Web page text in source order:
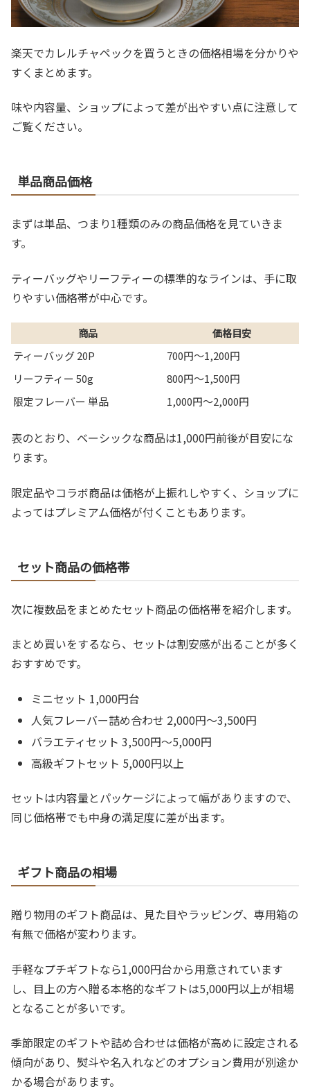
楽天でカレルチャペックを買うときの価格相場を分かりや
すくまとめます。
味や内容量、ショップによって差が出やすい点に注意して
ご覧ください。
単品商品価格
まずは単品、つまり1種類のみの商品価格を見ていきま
す。
ティーバッグやリーフティーの標準的なラインは、手に取
りやすい価格帯が中心です。
商品 価格目安
ティーバッグ 20P
700円〜1,200円
リーフティー 50g
800円〜1,500円
限定フレーバー 単品
1,000円〜2,000円
表のとおり、ベーシックな商品は1,000円前後が目安にな
ります。
限定品やコラボ商品は価格が上振れしやすく、ショップに
よってはプレミアム価格が付くこともあります。
セット商品の価格帯
次に複数品をまとめたセット商品の価格帯を紹介します。
まとめ買いをするなら、セットは割安感が出ることが多く
おすすめです。
ミニセット 1,000円台
人気フレーバー詰め合わせ 2,000円〜3,500円
バラエティセット 3,500円〜5,000円
高級ギフトセット 5,000円以上
セットは内容量とパッケージによって幅がありますので、
同じ価格帯でも中身の満足度に差が出ます。
ギフト商品の相場
贈り物用のギフト商品は、見た目やラッピング、専用箱の
有無で価格が変わります。
手軽なプチギフトなら1,000円台から用意されています
し、目上の方へ贈る本格的なギフトは5,000円以上が相場
となることが多いです。
季節限定のギフトや詰め合わせは価格が高めに設定される
傾向があり、熨斗や名入れなどのオプション費用が別途か
かる場合があります。